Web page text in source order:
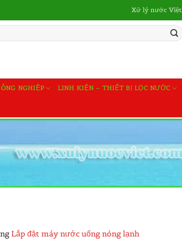
Xử lý nước Việt
NGHIỆP LINH KIỆN – THIẾT BỊ LỌC NƯỚC
Lắp đặt máy nước uống nóng lạnh